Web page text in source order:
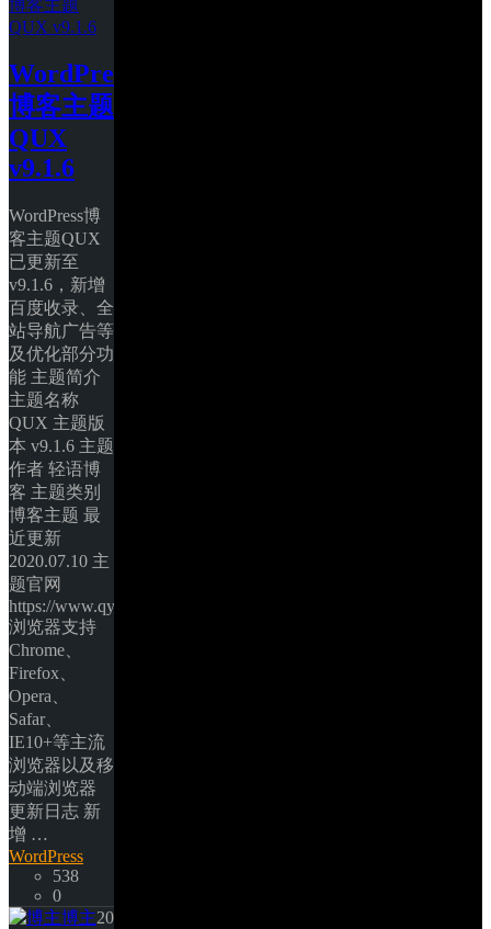
WordPress
博客主题
QUX
v9.1.6
WordPress博
客主题QUX
已更新至
v9.1.6，新增
百度收录、全
站导航广告等
及优化部分功
能 主题简介
主题名称
QUX 主题版
本 v9.1.6 主题
作者 轻语博
客 主题类别
博客主题 最
近更新
2020.07.10 主
题官网
https://www.qyblog.cn/
浏览器支持
Chrome、
Firefox、
Opera、
Safar、
IE10+等主流
浏览器以及移
动端浏览器
更新日志 新
增 …
WordPress
538
0
博主20